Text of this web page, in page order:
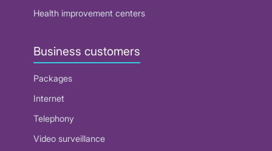
Health improvement centers
Business customers
Packages
Internet
Telephony
Video surveillance